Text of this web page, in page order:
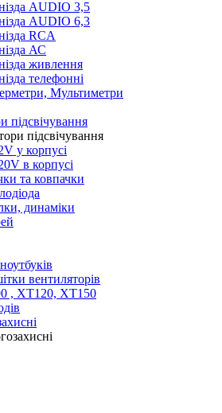
AUDIO 3,5
AUDIO 6,3
RCA
АС
живлення
телефонні
Мультиметри
підсвічування
підсвічування
у корпусі
в корпусі
та ковпачки
динаміки
вентиляторів
, XT120, XT150